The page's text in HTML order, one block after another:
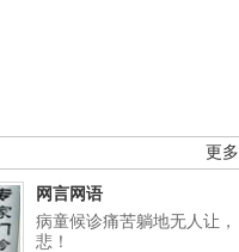
更多
网言网语
病童候诊痛苦躺地无人让，
悲！